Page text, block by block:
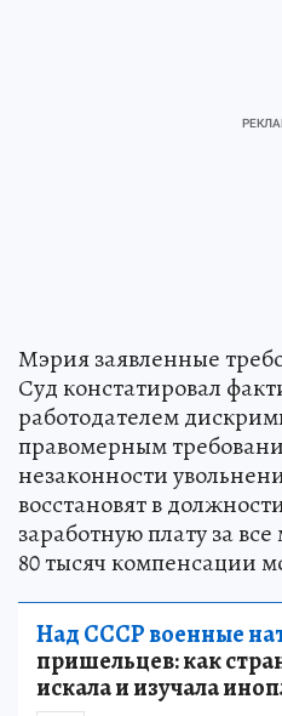
Мэрия заявленные
Суд констатировал
работодателем
правомерным
незаконности
восстановят в
заработную плату за
80 тысяч компенсации
Над СССР военные
пришельцев: как
искала и изучала